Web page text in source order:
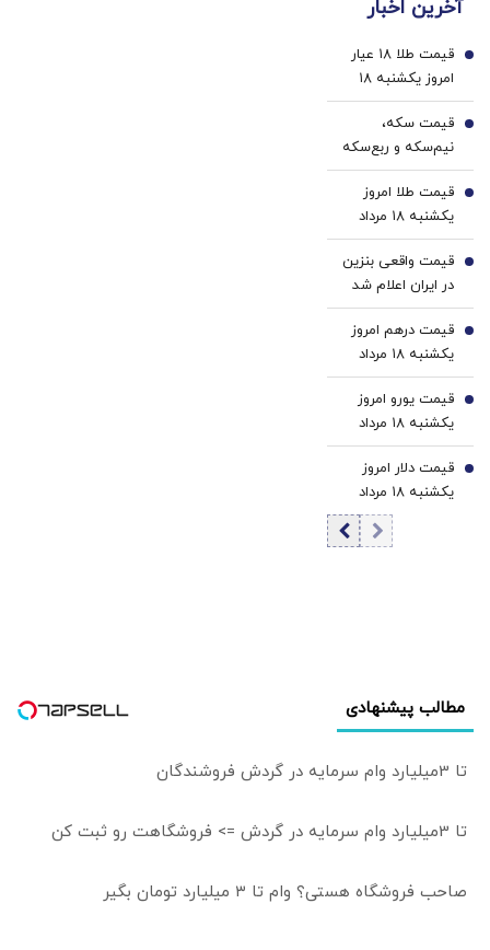
داروهای
با
ارسال
از
داروخانه
و پک
یخ!
پزشکی
سفید
کننده
خانگی
آخرین اخبار
قیمت طلا ۱۸ عیار
امروز یکشنبه ۱۸
مرداد ۱۴۰۵/کاهش
قیمت طلا
1
قیمت سکه،
نیم‌سکه و ربع‌سکه
امروز یکشنبه ۱۸
مرداد ۱۴۰۵/ کاهش
قیمت سکه
2
قیمت طلا امروز
یکشنبه ۱۸ مرداد
۱۴۰۵
3
قیمت واقعی بنزین
در ایران اعلام شد
4
قیمت درهم امروز
یکشنبه ۱۸ مرداد
۱۴۰۵/ افزایش
قیمت درهم
5
قیمت یورو امروز
یکشنبه ۱۸ مرداد
۱۴۰۵/ افزایش
قیمت یورو
6
قیمت دلار امروز
یکشنبه ۱۸ مرداد
۱۴۰۵/ افزایش
7
مطالب پیشنهادی
تا 3میلیارد وام سرمایه در گردش فروشندگان
تا 3میلیارد وام سرمایه در گردش => فروشگاهت رو ثبت کن
صاحب فروشگاه هستی؟ وام تا ۳ میلیارد تومان بگیر